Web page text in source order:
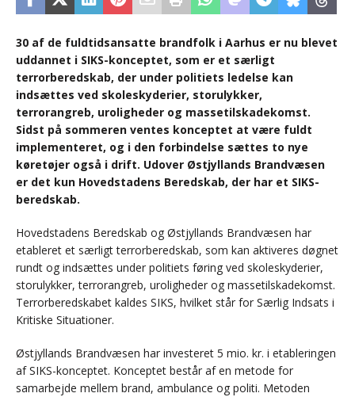
30 af de fuldtidsansatte brandfolk i Aarhus er nu blevet
uddannet i SIKS-konceptet, som er et særligt
terrorberedskab, der under politiets ledelse kan
indsættes ved skoleskyderier, storulykker,
terrorangreb, uroligheder og massetilskadekomst.
Sidst på sommeren ventes konceptet at være fuldt
implementeret, og i den forbindelse sættes to nye
køretøjer også i drift. Udover Østjyllands Brandvæsen
er det kun Hovedstadens Beredskab, der har et SIKS-
beredskab.
Hovedstadens Beredskab og Østjyllands Brandvæsen har
etableret et særligt terrorberedskab, som kan aktiveres døgnet
rundt og indsættes under politiets føring ved skoleskyderier,
storulykker, terrorangreb, uroligheder og massetilskadekomst.
Terrorberedskabet kaldes SIKS, hvilket står for Særlig Indsats i
Kritiske Situationer.
Østjyllands Brandvæsen har investeret 5 mio. kr. i etableringen
af SIKS-konceptet. Konceptet består af en metode for
samarbejde mellem brand, ambulance og politi. Metoden